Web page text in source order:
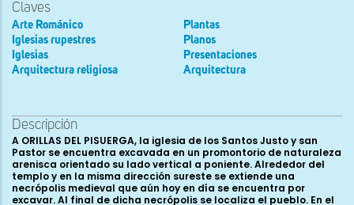
Claves
Arte Románico
Iglesias rupestres
Iglesias
Arquitectura religiosa
Plantas
Planos
Presentaciones
Arquitectura
Descripción
A ORILLAS DEL PISUERGA, la iglesia de los Santos Justo y san
Pastor se encuentra excavada en un promontorio de naturaleza
arenisca orientado su lado vertical a poniente. Alrededor del
templo y en la misma dirección sureste se extiende una
necrópolis medieval que aún hoy en día se encuentra por
excavar. Al final de dicha necrópolis se localiza el pueblo. En el